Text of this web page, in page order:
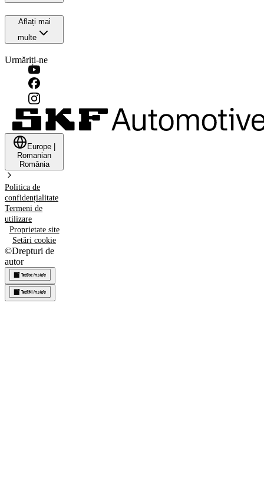
Aflați mai
multe
Urmăriți-ne
Europe
Romanian
România
Politica de
confidențialitate
Termeni de
utilizare
Proprietate site
Setări cookie
©Drepturi de
autor